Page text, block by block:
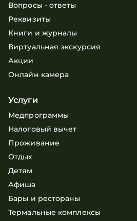
Вопросы - ответы
Реквизиты
Книги и журналы
Виртуальная экскурсия
Акции
Онлайн камера
Услуги
Медпрограммы
Налоговый вычет
Проживание
Отдых
Детям
Афиша
Бары и рестораны
Термальные комплексы